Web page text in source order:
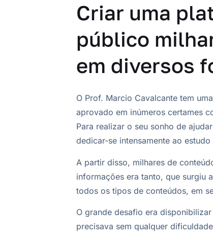
Criar uma
público
em diversos
O Prof. Marcio Cavalcante tem
aprovado em inúmeros certames
Para realizar o seu sonho de
dedicar-se intensamente ao
A partir disso, milhares de
informações era tanto, que surgiu
todos os tipos de conteúdos, em
O grande desafio era
precisava sem qualquer